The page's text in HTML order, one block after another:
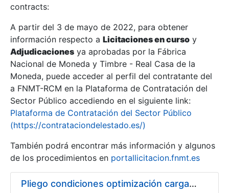
Show/Hide
Show/Hide
contracts:
A partir del 3 de mayo de 2022, para obtener
información respecto a Licitaciones en curso y
Adjudicaciones ya aprobadas por la Fábrica
Nacional de Moneda y Timbre - Real Casa de la
Moneda, puede acceder al perfil del contratante del
a FNMT-RCM en la Plataforma de Contratación del
Sector Público accediendo en el siguiente link:
Plataforma de Contratación del Sector Público
(https://contrataciondelestado.es/)
También podrá encontrar más información y algunos
de los procedimientos en portallicitacion.fnmt.es
Pliego condiciones optimización cargas compras firmado